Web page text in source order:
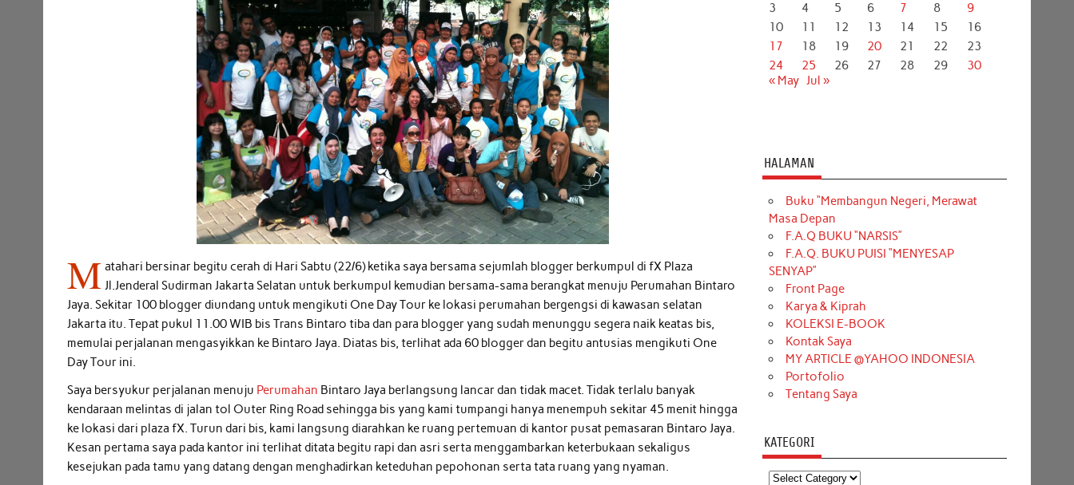
M atahari bersinar begitu cerah di Hari Sabtu (22/6) ketika saya bersama sejumlah blogger berkumpul di fX Plaza
Jl.Jenderal Sudirman Jakarta Selatan untuk berkumpul kemudian bersama-sama berangkat menuju Perumahan Bintaro
Jaya. Sekitar 100 blogger diundang untuk mengikuti One Day Tour ke lokasi perumahan bergengsi di kawasan selatan
Jakarta itu. Tepat pukul 11.00 WIB bis Trans Bintaro tiba dan para blogger yang sudah menunggu segera naik keatas bis,
memulai perjalanan mengasyikkan ke Bintaro Jaya. Diatas bis, terlihat ada 60 blogger dan begitu antusias mengikuti One
Day Tour ini.
Saya bersyukur perjalanan menuju Perumahan Bintaro Jaya berlangsung lancar dan tidak macet. Tidak terlalu banyak
kendaraan melintas di jalan tol Outer Ring Road sehingga bis yang kami tumpangi hanya menempuh sekitar 45 menit hingga
ke lokasi dari plaza fX. Turun dari bis, kami langsung diarahkan ke ruang pertemuan di kantor pusat pemasaran Bintaro Jaya.
Kesan pertama saya pada kantor ini terlihat ditata begitu rapi dan asri serta menggambarkan keterbukaan sekaligus
kesejukan pada tamu yang datang dengan menghadirkan keteduhan pepohonan serta tata ruang yang nyaman.
3
4 5 6 7 8
9
10
11 12 13 14 15
16
17
18 19 20 21 22
23
24
25 26 27 28 29
30
« May Jul »
HALAMAN
Buku “Membangun Negeri, Merawat
Masa Depan
F.A.Q BUKU “NARSIS”
F.A.Q. BUKU PUISI “MENYESAP
SENYAP”
Front Page
Karya & Kiprah
KOLEKSI E-BOOK
Kontak Saya
MY ARTICLE @YAHOO INDONESIA
Portofolio
Tentang Saya
KATEGORI
Kategori